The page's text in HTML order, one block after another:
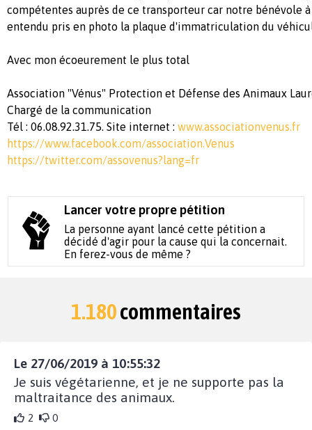
compétentes auprès de ce transporteur car notre bénévole
entendu pris en photo la plaque d'immatriculation du
Avec mon écoeurement le plus total
Association "Vénus" Protection et Défense des Animaux
Chargé de la communication
Tél : 06.08.92.31.75. Site internet : www.associationvenus.fr
https://www.facebook.com/association.Venus
https://twitter.com/assovenus?lang=fr
Lancer votre propre pétition
La personne ayant lancé cette pétition a
décidé d'agir pour la cause qui la concernait.
En ferez-vous de même ?
1.180commentaires
Le 27/06/2019 à 10:55:32
Je suis végétarienne, et je ne supporte pas la
maltraitance des animaux.
2 0